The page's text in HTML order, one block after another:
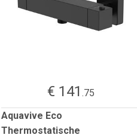
€ 141 .75
Aquavive Eco
Thermostatische